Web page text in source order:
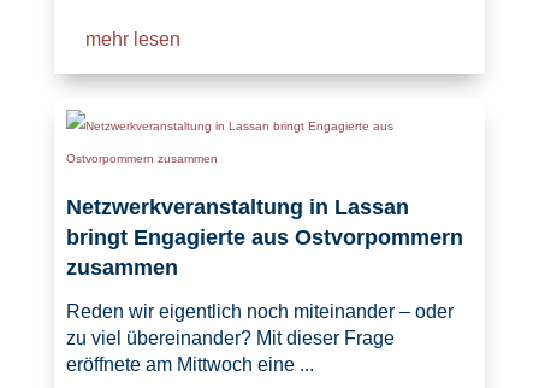
mehr lesen
Netzwerkveranstaltung in Lassan
bringt Engagierte aus Ostvorpommern
zusammen
Reden wir eigentlich noch miteinander – oder
zu viel übereinander? Mit dieser Frage
eröffnete am Mittwoch eine ...